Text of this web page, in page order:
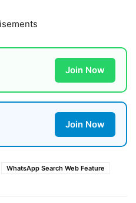
Join Now
Join Now
WhatsApp Search Web Feature